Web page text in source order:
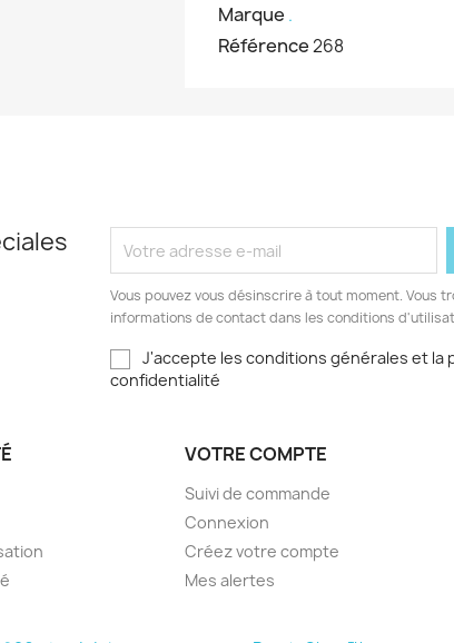
Marque .
Référence268
Vous pouvez vous désinscrire à tout moment. Vous
informations de contact dans les conditions
J'accepte les conditions générales et la
confidentialité
VOTRE COMPTE
Suivi de commande
Connexion
Créez votre compte
Mes alertes